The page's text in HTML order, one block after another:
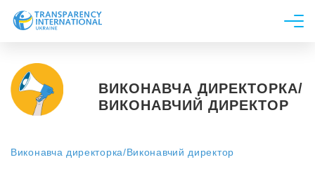
Новини
Дослідження
Напрями роботи
ВИКОНАВЧА ДИРЕКТОРКА/
ВИКОНАВЧИЙ ДИРЕКТОР
Виконавча директорка/Виконавчий директор